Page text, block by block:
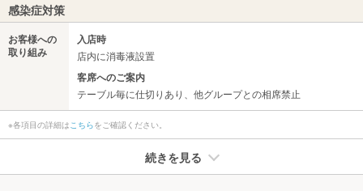
感染症対策
お客様への
取り組み
入店時
店内に消毒液設置
客席へのご案内
テーブル毎に仕切りあり、他グループとの相席禁止
※各項目の詳細はこちらをご確認ください。
続きを見る